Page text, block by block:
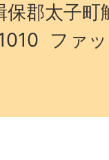
郡太子町
ファ